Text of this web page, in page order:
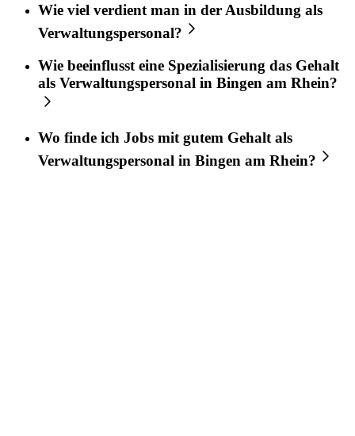
Wie viel verdient man in der Ausbildung als
Verwaltungspersonal?
Wie beeinflusst eine Spezialisierung das Gehalt
als Verwaltungspersonal in Bingen am Rhein?
Wo finde ich Jobs mit gutem Gehalt als
Verwaltungspersonal in Bingen am Rhein?